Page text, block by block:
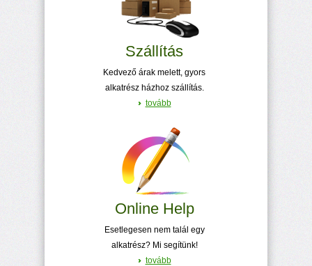
Szállítás
Kedvező árak melett, gyors
alkatrész házhoz szállítás.
tovább
Online Help
Esetlegesen nem talál egy
alkatrész? Mi segítünk!
tovább